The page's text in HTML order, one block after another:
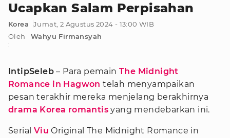
Ucapkan Salam Perpisahan
Korea
Jumat, 2 Agustus 2024 - 13:00 WIB
Oleh
:
Wahyu Firmansyah
IntipSeleb – Para pemain The Midnight
Romance in Hagwon telah menyampaikan
pesan terakhir mereka menjelang berakhirnya
drama Korea romantis yang mendebarkan ini.
Serial Viu Original The Midnight Romance in